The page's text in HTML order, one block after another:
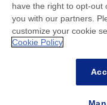
뉴스
FAQ
have the right to opt-out
you with our partners.
customize your cookie
Cookie Policy